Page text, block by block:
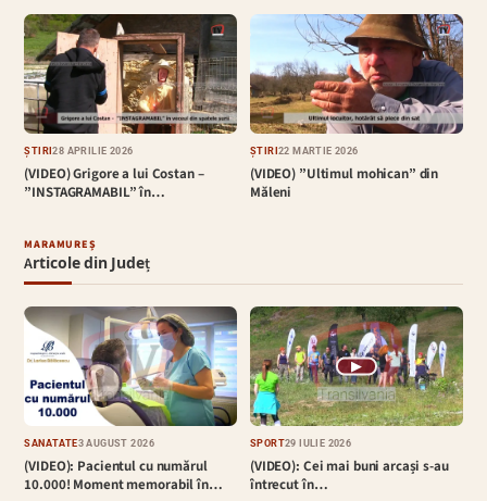
ȘTIRI28 APRILIE 2026
(VIDEO) Grigore a lui Costan –
”INSTAGRAMABIL” în…
ȘTIRI22 MARTIE 2026
(VIDEO) ”Ultimul mohican” din
Măleni
MARAMUREȘ
Articole din Județ
SĂNĂTATE3 AUGUST 2026
(VIDEO): Pacientul cu numărul
10.000! Moment memorabil în…
▶
SPORT29 IULIE 2026
(VIDEO): Cei mai buni arcași s-au
întrecut în…